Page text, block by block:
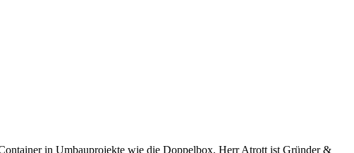
in Umbauprojekte wie die Doppelbox. Herr Atrott ist Gründer &